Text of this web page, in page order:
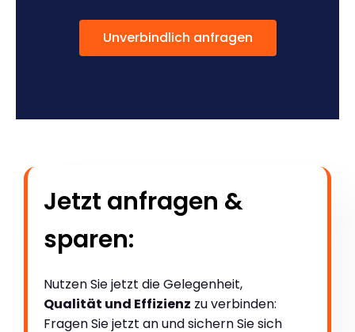
Unverbindlich anfragen
Jetzt anfragen &
sparen:
Nutzen Sie jetzt die Gelegenheit,
Qualität und Effizienz zu verbinden:
Fragen Sie jetzt an und sichern Sie sich